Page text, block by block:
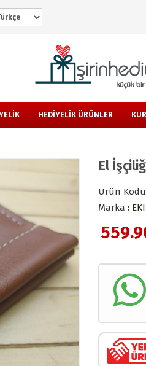
HEDİYELİK ÜRÜNLER
El
Ürün Kodu
Marka :